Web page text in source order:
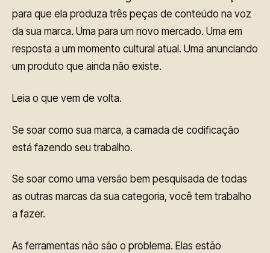
para que ela produza três peças de conteúdo na voz
da sua marca. Uma para um novo mercado. Uma em
resposta a um momento cultural atual. Uma anunciando
um produto que ainda não existe.
Leia o que vem de volta.
Se soar como sua marca, a camada de codificação
está fazendo seu trabalho.
Se soar como uma versão bem pesquisada de todas
as outras marcas da sua categoria, você tem trabalho
a fazer.
As ferramentas não são o problema. Elas estão